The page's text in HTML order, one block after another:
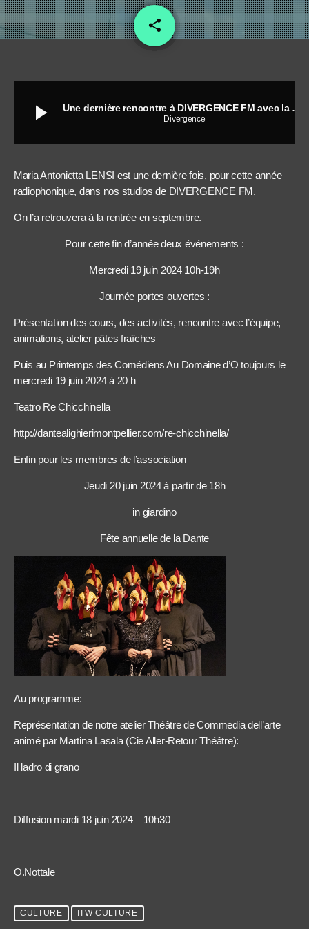
share
email
play_arrow Une dernière rencontre à DIVERGENCE FM avec la Dante Alighieri
Divergence
Maria Antonietta LENSI est une dernière fois, pour cette année
radiophonique, dans nos studios de DIVERGENCE FM.
On l’a retrouvera à la rentrée en septembre.
Pour cette fin d’année deux événements :
Mercredi 19 juin 2024 10h-19h
Journée portes ouvertes :
Présentation des cours, des activités, rencontre avec l’équipe,
animations, atelier pâtes fraîches
Puis au Printemps des Comédiens Au Domaine d’O toujours le
mercredi 19 juin 2024 à 20 h
Teatro Re Chicchinella
http://dantealighierimontpellier.com/re-chicchinella/
Enfin pour les membres de l’association
Jeudi 20 juin 2024 à partir de 18h
in giardino
Fête annuelle de la Dante
Au programme:
Représentation de notre atelier Théâtre de Commedia dell’arte
animé par Martina Lasala (Cie Aller-Retour Théâtre):
Il ladro di grano
Diffusion mardi 18 juin 2024 – 10h30
O.Nottale
CULTURE ITW CULTURE